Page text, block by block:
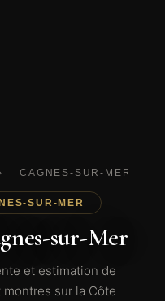
CAGNES-SUR-MER
SUR-MER
sur-Mer
et estimation de
sur la Côte